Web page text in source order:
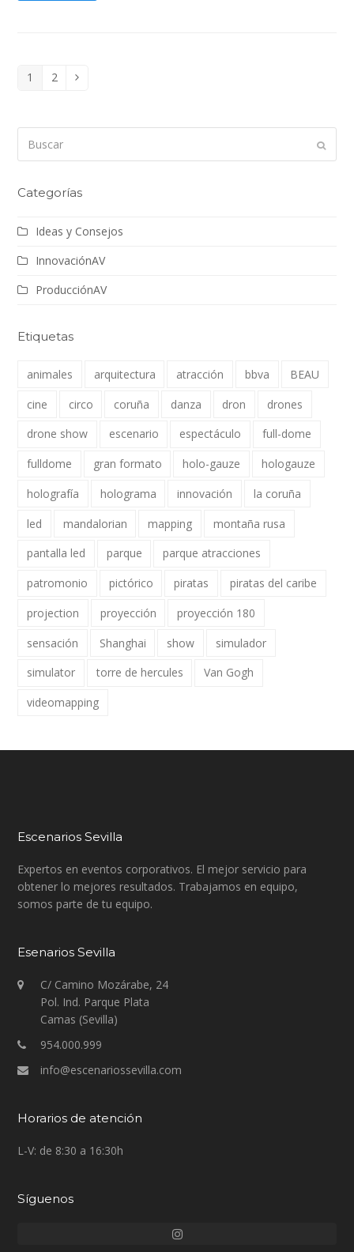
Page
1 Page
2 Siguiente
Enviar
Categorías
Ideas y Consejos
InnovaciónAV
ProducciónAV
Etiquetas
animales arquitectura atracción bbva
BEAU
cine
circo coruña danza dron
drones
drone show
escenario espectáculo
full-dome
fulldome
gran formato holo-gauze
hologauze
holografía
holograma innovación
la coruña
led
mandalorian mapping
montaña rusa
pantalla led
parque
parque atracciones
patromonio
pictórico piratas
piratas del caribe
projection
proyección
proyección 180
sensación
Shanghai show
simulador
simulator
torre de hercules
Van Gogh
videomapping
Escenarios Sevilla
Expertos en eventos corporativos. El mejor servicio para
obtener lo mejores resultados. Trabajamos en equipo,
somos parte de tu equipo.
Esenarios Sevilla
C/ Camino Mozárabe, 24
Pol. Ind. Parque Plata
Camas (Sevilla)
954.000.999
info@escenariossevilla.com
Horarios de atención
L-V: de 8:30 a 16:30h
Síguenos
Instagram